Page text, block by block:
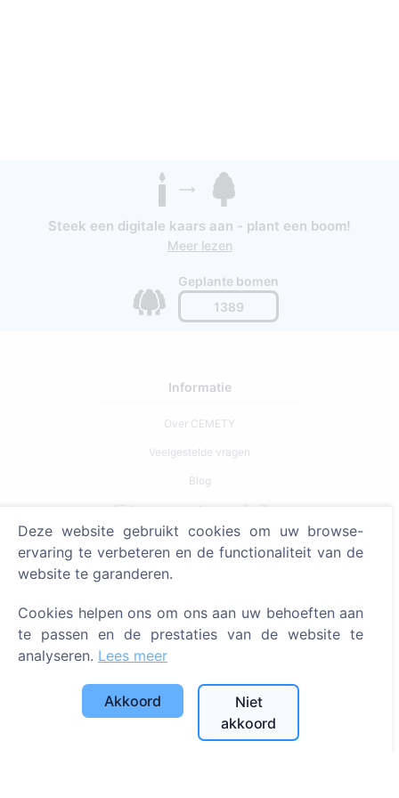
Steek een digitale kaars aan - plant een boom!
Meer lezen
Geplante bomen
1389
Informatie
Over CEMETY
Veelgestelde vragen
Blog
Lijst van gemeenten en gebruikers
Privacybeleid
Zoeken
Zoeken naar begraafplaatsen
Diensten
Deze website gebruikt cookies om uw browse-
ervaring te verbeteren en de functionaliteit van de
website te garanderen.
Cookies helpen ons om ons aan uw behoeften aan
te passen en de prestaties van de website te
analyseren. Lees meer
Akkoord
Niet
akkoord